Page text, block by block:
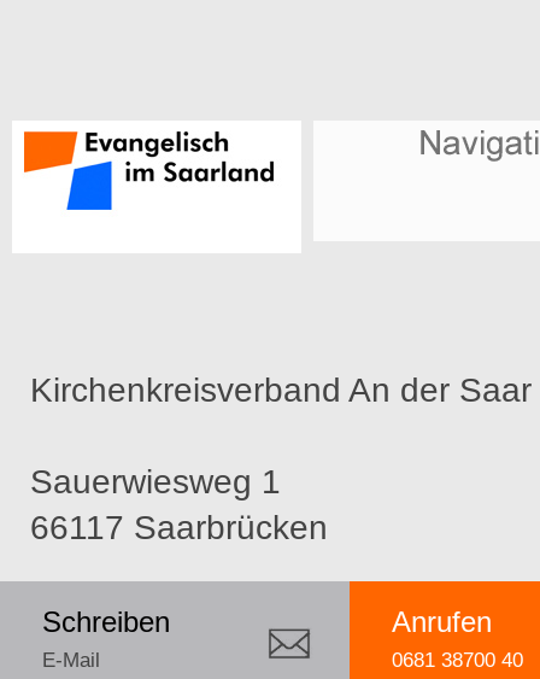
Kirchenkreisverband An der Saar
Sauerwiesweg 1
66117 Saarbrücken
Anrufen
0681 38700 40
Schreiben
E-Mail